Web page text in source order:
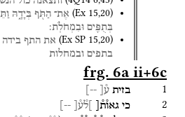
(Ex 15,20) אֶת־ הַתֹּ֖ף בְּיָדָ֑הּ
בְּתֻפִּ֖ים וּבִמְחֹלֹֽת׃
(Ex SP 15,20) את התף בידה
בתפים ובמחלות
frg. 6a ii+6c
1 בזית ע֯[ --]
2 כי גאו֯ת֯[ ]ל֯ע֯[ --]